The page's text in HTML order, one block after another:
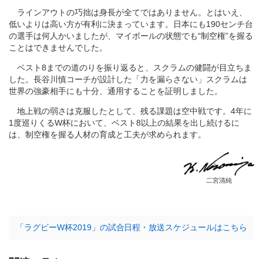
ラインアウトの巧拙は身長が全てではありません。とはいえ、
低いよりは高い方が有利に決まっています。日本にも190センチ台
の選手は何人かいましたが、マイボールの状態でも“制空権”を握る
ことはできませんでした。
ベスト8までの道のりを振り返ると、スクラムの健闘が目立ちま
した。長谷川慎コーチが設計した「力を漏らさない」スクラムは
世界の強豪相手にも十分、通用することを証明しました。
地上戦の弱さは克服したとして、残る課題は空中戦です。4年に
1度巡りくるW杯において、ベスト8以上の結果を出し続けるに
は、制空権を握る人材の育成と工夫が求められます。
二宮清純
「ラグビーW杯2019」の試合日程・放送スケジュールはこちら